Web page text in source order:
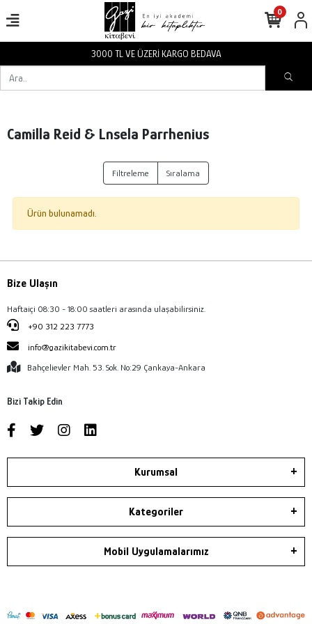
3000 TL VE ÜZERİ KARGO BEDAVA
0
Camilla Reid & Lnsela Parrhenius
Filtreleme Sıralama
Ürün bulunamadı.
Bize Ulaşın
Haftaiçi 08:30 - 18:00 saatleri arasında ulaşabilirsiniz.
+90 312 223 7773
info@gazikitabevi.com.tr
Bahçelievler Mah. 53. Sok. No:29 Çankaya-Ankara
Bizi Takip Edin
Kurumsal
Kategoriler
Mobil Uygulamalarımız